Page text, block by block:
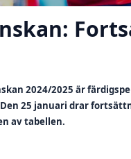
2024/2025 är
25 januari drar
av tabellen.